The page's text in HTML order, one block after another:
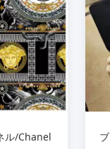
ル/Chanel